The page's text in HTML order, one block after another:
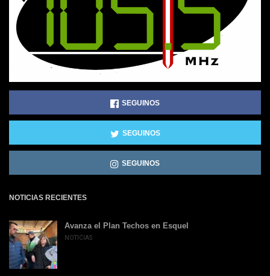
SEGUINOS
SEGUINOS
SEGUINOS
NOTICIAS RECIENTES
Avanza el Plan Techos en Esquel
NOTICIAS